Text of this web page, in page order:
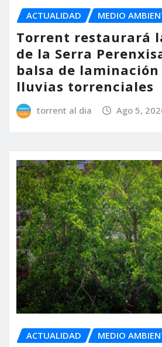
ACTUALIDAD MEDIO
Torrent restaurará
de la Serra
balsa de
lluvias torrenciales
torrent al dia Ago 5,
ACTUALIDAD MEDIO